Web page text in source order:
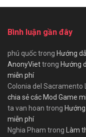
Bình luận gần đây
phú quốctrong Hướng
AnonyViettrong Hướng
miễn phí
Colonia del Sacramento
chia sẻ các Mod Game
ta van hoan trong
miễn phí
Nghia Pham trong
Làm